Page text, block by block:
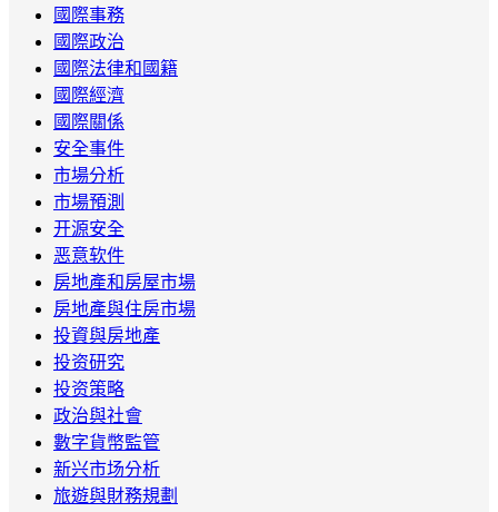
國際事務
國際政治
國際法律和國籍
國際經濟
國際關係
安全事件
市場分析
市場預測
开源安全
恶意软件
房地產和房屋市場
房地產與住房市場
投資與房地產
投资研究
投资策略
政治與社會
數字貨幣監管
新兴市场分析
旅遊與財務規劃